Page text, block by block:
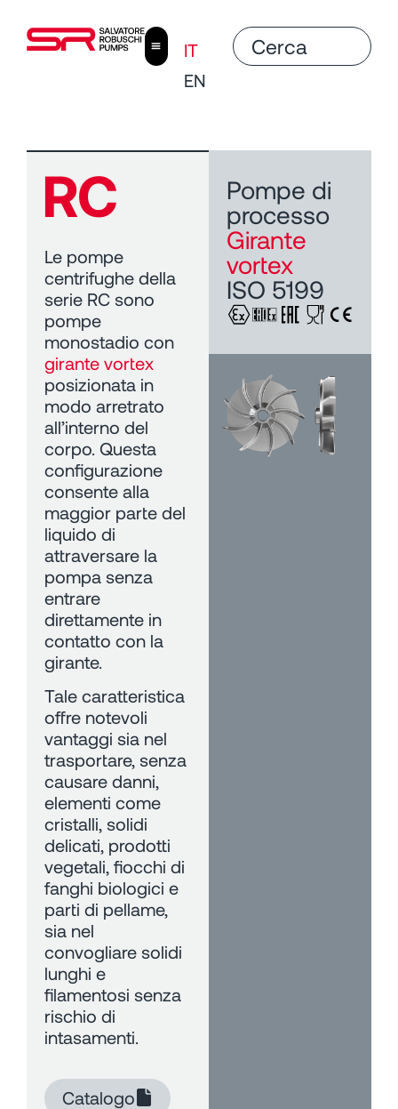
IT
EN
RC
Le pompe
centrifughe della
serie RC sono
pompe
monostadio con
girante vortex
posizionata in
modo arretrato
all’interno del
corpo. Questa
configurazione
consente alla
maggior parte del
liquido di
attraversare la
pompa senza
entrare
direttamente in
contatto con la
girante.
Tale caratteristica
offre notevoli
vantaggi sia nel
trasportare, senza
causare danni,
elementi come
cristalli, solidi
delicati, prodotti
vegetali, fiocchi di
fanghi biologici e
parti di pellame,
sia nel
convogliare solidi
lunghi e
filamentosi senza
rischio di
intasamenti.
Catalogo
Pompe di
processo
Girante
vortex
ISO 5199